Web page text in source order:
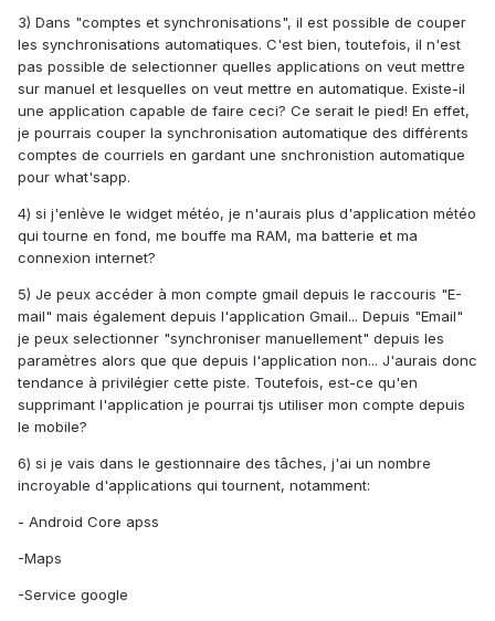
3) Dans "comptes et synchronisations", il est possible de couper
les synchronisations automatiques. C'est bien, toutefois, il n'est
pas possible de selectionner quelles applications on veut mettre
sur manuel et lesquelles on veut mettre en automatique. Existe-il
une application capable de faire ceci? Ce serait le pied! En effet,
je pourrais couper la synchronisation automatique des différents
comptes de courriels en gardant une snchronistion automatique
pour what'sapp.
4) si j'enlève le widget météo, je n'aurais plus d'application météo
qui tourne en fond, me bouffe ma RAM, ma batterie et ma
connexion internet?
5) Je peux accéder à mon compte gmail depuis le raccouris "E-
mail" mais également depuis l'application Gmail... Depuis "Email"
je peux selectionner "synchroniser manuellement" depuis les
paramètres alors que que depuis l'application non... J'aurais donc
tendance à privilégier cette piste. Toutefois, est-ce qu'en
supprimant l'application je pourrai tjs utiliser mon compte depuis
le mobile?
6) si je vais dans le gestionnaire des tâches, j'ai un nombre
incroyable d'applications qui tournent, notamment:
- Android Core apss
-Maps
-Service google